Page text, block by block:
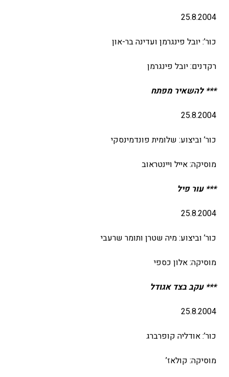
25.8.2004
כור’: יובל פינגרמן ועדינה בר-און
רקדנים: יובל פינגרמן
*** להשאיר מפתח
25.8.2004
כור’ וביצוע: שלומית פונדמינסקי
מוסיקה: אייל ויינטראוב
*** עור פיל
25.8.2004
כור’ וביצוע: מיה שטרן ותומר שרעבי
מוסיקה: אלון כספי
*** עקב בצד אגודל
25.8.2004
כור’: אודליה קופרברג
מוסיקה: קולאז’